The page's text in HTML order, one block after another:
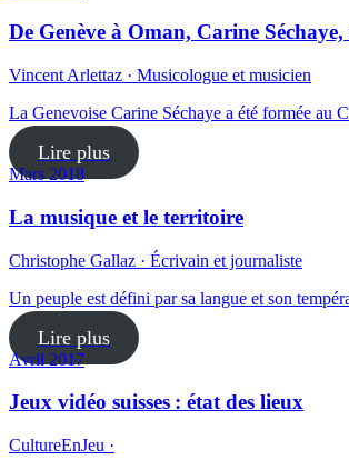
De Genève à Oman, Carine
Vincent Arlettaz · Musicologue et musicien
La Genevoise Carine Séchaye a été formée au
Lire plus
Mars 2018
La musique et le territoire
Christophe Gallaz · Écrivain et journaliste
Un peuple est défini par sa langue et son
Lire plus
Avril 2017
Jeux vidéo suisses : état des lieux
CultureEnJeu ·